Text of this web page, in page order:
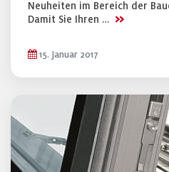
Neuheiten im Bereich der
Damit Sie Ihren … >>
15. Januar 2017